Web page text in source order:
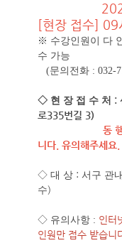
[현장 접수] 09
※ 수강인원이 다
수 가능
(문의전화 : 032-
◇ 현 장 접 수 처 :
로335번길 3)
동
니다. 유의해주세요.
◇ 대 상 : 서구 관
수)
◇ 유의사항 : 인터
인원만 접수 받습니